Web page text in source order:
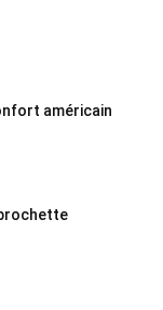
américain